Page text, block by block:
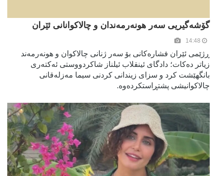
گۆشەگیریی سەر هونەرمەندان و چالاکوانانی ئێران
ڕژێمی ئێران فشارەکانی بۆ سەر ژنانی چالاکوان و هونەرمەند
زیاتر دەکات؛ دادگای ئینقلاب ئیلناز شاکردووستی ئەکتەری
بانگهێشت کرد و سزای زیندانی کردنی سیما مەزلەقانی
چالاکوانیشی پشتڕاستکردەوە.